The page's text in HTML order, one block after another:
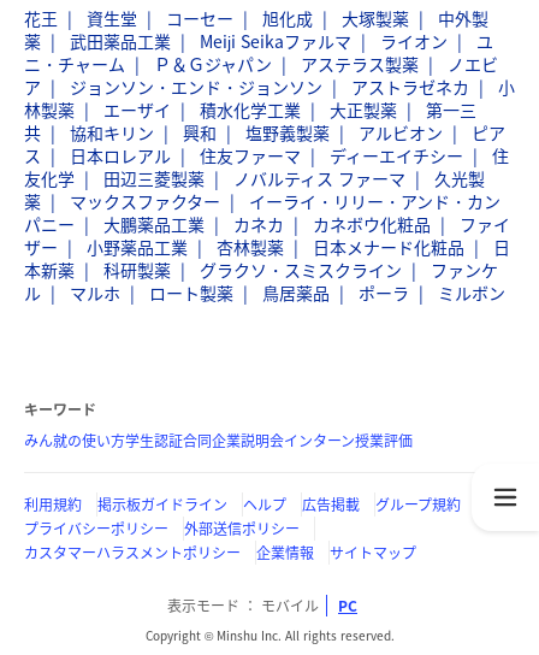
花王 資生堂 コーセー 旭化成 大塚製薬
中外製
薬
武田薬品工業 Meiji Seikaファルマ ライオン
ユ
ニ・チャーム
Ｐ＆Ｇジャパン アステラス製薬
ノエビ
ア
ジョンソン・エンド・ジョンソン アストラゼネカ
小
林製薬
エーザイ 積水化学工業 大正製薬
第一三
共
協和キリン 興和 塩野義製薬 アルビオン
ピア
ス
日本ロレアル 住友ファーマ ディーエイチシー
住
友化学
田辺三菱製薬 ノバルティス ファーマ
久光製
薬
マックスファクター
イーライ・リリー・アンド・カン
パニー
大鵬薬品工業 カネカ カネボウ化粧品
ファイ
ザー
小野薬品工業 杏林製薬 日本メナード化粧品
日
本新薬
科研製薬 グラクソ・スミスクライン
ファンケ
ル
マルホ ロート製薬 鳥居薬品 ポーラ ミルボン
キーワード
みん就の使い方学生認証合同企業説明会インターン授業評価
利用規約 掲示板ガイドライン ヘルプ 広告掲載
グループ規約
プライバシーポリシー
外部送信ポリシー
カスタマーハラスメントポリシー
企業情報 サイトマップ
表示モード モバイル PC
Copyright © Minshu Inc. All rights reserved.